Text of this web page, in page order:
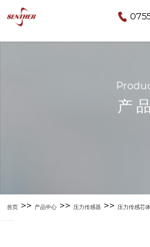
产
首页 >> 产品中心 >> 压力传感器 >> 压力传感芯体